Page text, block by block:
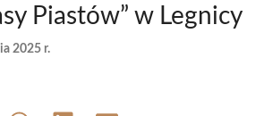
Piastów” w Legnicy
2025 r.